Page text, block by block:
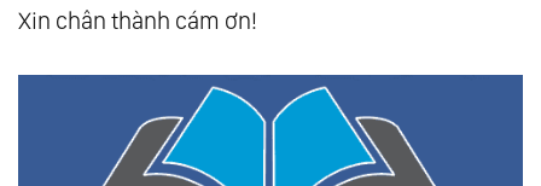
Xin chân thành cám ơn!